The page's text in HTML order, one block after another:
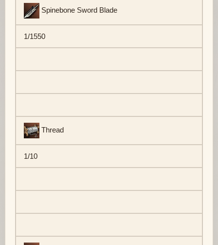
Spinebone Sword Blade
1/1550
Thread
1/10